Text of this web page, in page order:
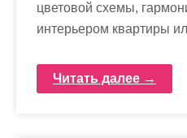
цветовой схемы,
интерьером квартиры
Читать далее →